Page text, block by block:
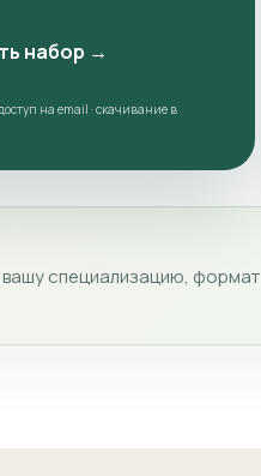
набор →
на email · скачивание в
специализацию, формат